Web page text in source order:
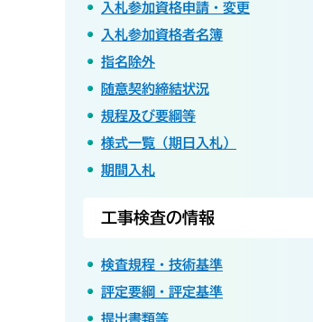
入札参加資格申請・変更
入札参加資格者名簿
指名除外
随意契約締結状況
規程及び要綱等
様式一覧（期日入札）
期間入札
工事検査の情報
検査規程・技術基準
評定要綱・評定基準
提出書類等